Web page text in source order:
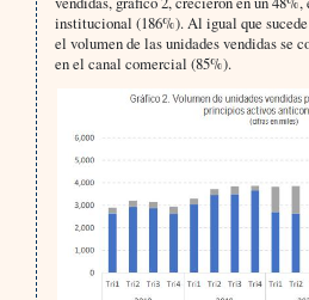
institucional (186%). Al igual que
el volumen de las unidades vendidas se
en el canal comercial (85%).